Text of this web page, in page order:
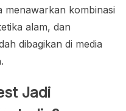
menawarkan kombinasi
alam, dan
dibagikan di media
Jadi